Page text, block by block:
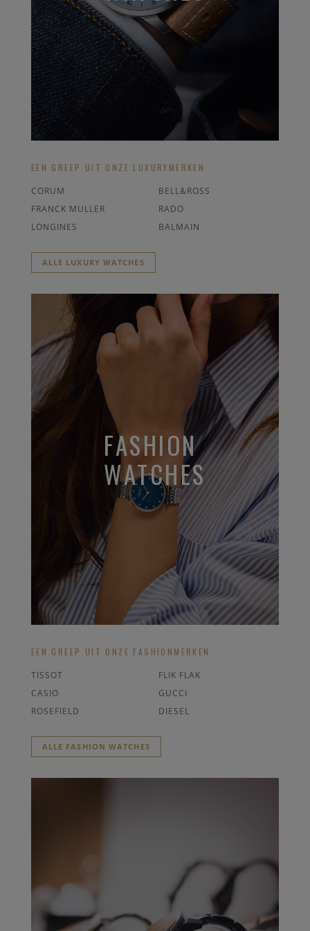
EEN GREEP UIT ONZE LUXURYMERKEN
CORUM
BELL&ROSS
FRANCK MULLER
RADO
LONGINES
BALMAIN
ALLE LUXURY WATCHES
FASHION
WATCHES
EEN GREEP UIT ONZE FASHIONMERKEN
TISSOT
FLIK FLAK
CASIO
GUCCI
ROSEFIELD
DIESEL
ALLE FASHION WATCHES